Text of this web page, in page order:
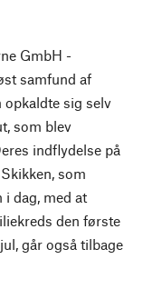
GmbH -
samfund af
sig selv
som blev
indflydelse på
som
i dag, med at
den første
går også tilbage